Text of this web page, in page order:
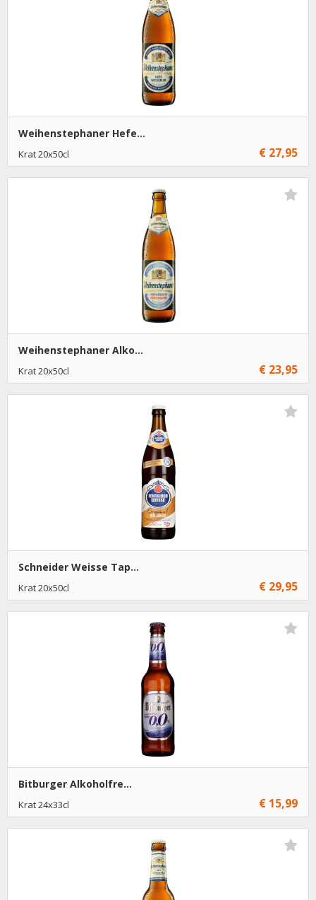
Weihenstephaner Hefe...
Krat 20x50cl € 27,95
Weihenstephaner Alko...
Krat 20x50cl € 23,95
Schneider Weisse Tap...
Krat 20x50cl € 29,95
Bitburger Alkoholfre...
Krat 24x33cl € 15,99